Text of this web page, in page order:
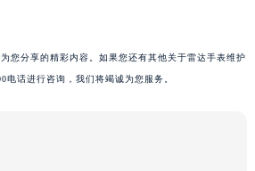
为您分享的精彩内容。如果您还有其他关于雷达手表维护
电话进行咨询，我们将竭诚为您服务。